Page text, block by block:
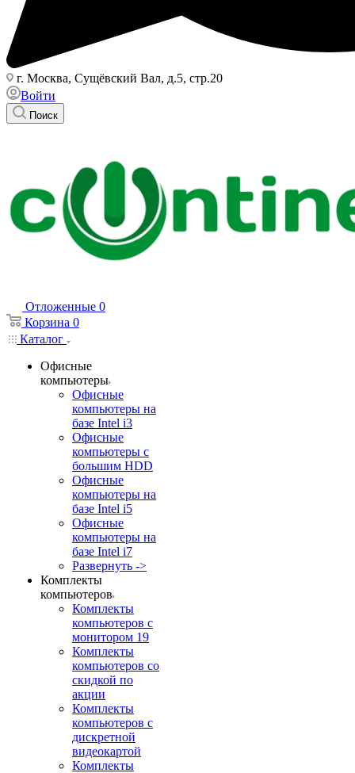
г. Москва, Сущёвский Вал, д.5, стр.20
Войти
Поиск
Отложенные 0
Корзина 0
Каталог
Офисные
компьютеры
Офисные
компьютеры на
базе Intel i3
Офисные
компьютеры с
большим HDD
Офисные
компьютеры на
базе Intel i5
Офисные
компьютеры на
базе Intel i7
Развернуть ->
Комплекты
компьютеров
Комплекты
компьютеров с
монитором 19
Комплекты
компьютеров со
скидкой по
акции
Комплекты
компьютеров с
дискретной
видеокартой
Комплекты